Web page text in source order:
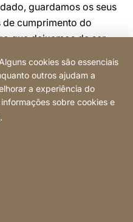
guardamos os seus
cumprimento do
que deixemos de ser
cliente, guardaremos
a sua conta de
da sua conta em
o pedido de eliminação
os dados associados
das obrigações legais
fazer uma
dados pessoais quando
cookies são essenciais
outros ajudam a
a experiência do
sobre cookies e
.